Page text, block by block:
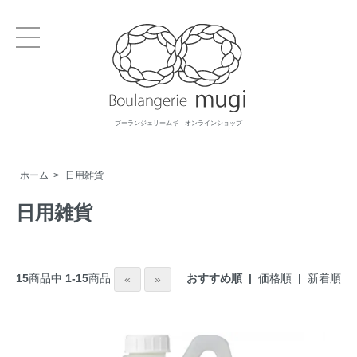
ブーランジェリームギ オンラインショップ
ホーム > 日用雑貨
日用雑貨
15商品中 1-15商品 « » おすすめ順 | 価格順 | 新着順